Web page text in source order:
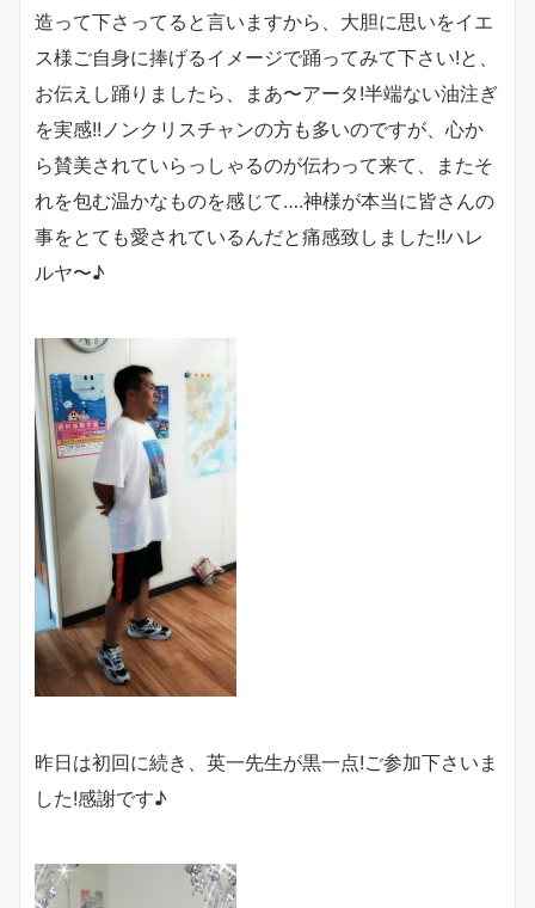
造って下さってると言いますから、大胆に思いをイエ
ス様ご自身に捧げるイメージで踊ってみて下さい!と、
お伝えし踊りましたら、まあ〜アータ!半端ない油注ぎ
を実感!!ノンクリスチャンの方も多いのですが、心か
ら賛美されていらっしゃるのが伝わって来て、またそ
れを包む温かなものを感じて….神様が本当に皆さんの
事をとても愛されているんだと痛感致しました!!ハレ
ルヤ〜♪
昨日は初回に続き、英一先生が黒一点!ご参加下さいま
した!感謝です♪